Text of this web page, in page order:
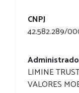
CNPJ
42.582.289/
LIMINE
VALORES